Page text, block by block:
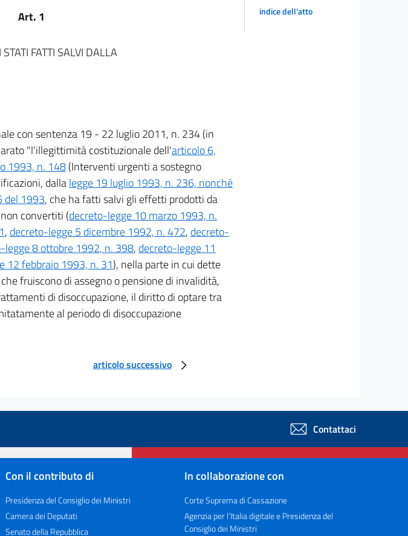
Art. 1
FATTI SALVI DALLA
con sentenza 19 - 22 luglio 2011, n. 234 (in
"l'illegittimità costituzionale dell'articolo 6,
1993, n. 148(Interventi urgenti a sostegno
dallalegge 19 luglio 1993, n. 236, nonché
del 1993, che ha fatti salvi gli effetti prodotti da
convertiti (decreto-legge 10 marzo 1993, n.
, decreto-legge 5 dicembre 1992, n. 472, decreto-
legge 8 ottobre 1992, n. 398, decreto-legge 11
12 febbraio 1993, n. 31), nella parte in cui dette
fruiscono di assegno o pensione di invalidità,
di disoccupazione, il diritto di optare tra
al periodo di disoccupazione
articolo successivo
indice dell'atto
Contattaci
Con il contributo di
Presidenza del Consiglio dei Ministri
Camera dei Deputati
Senato della Repubblica
In collaborazione con
Corte Suprema di Cassazione
Agenzia per l’Italia digitale e Presidenza del
Consiglio dei Ministri